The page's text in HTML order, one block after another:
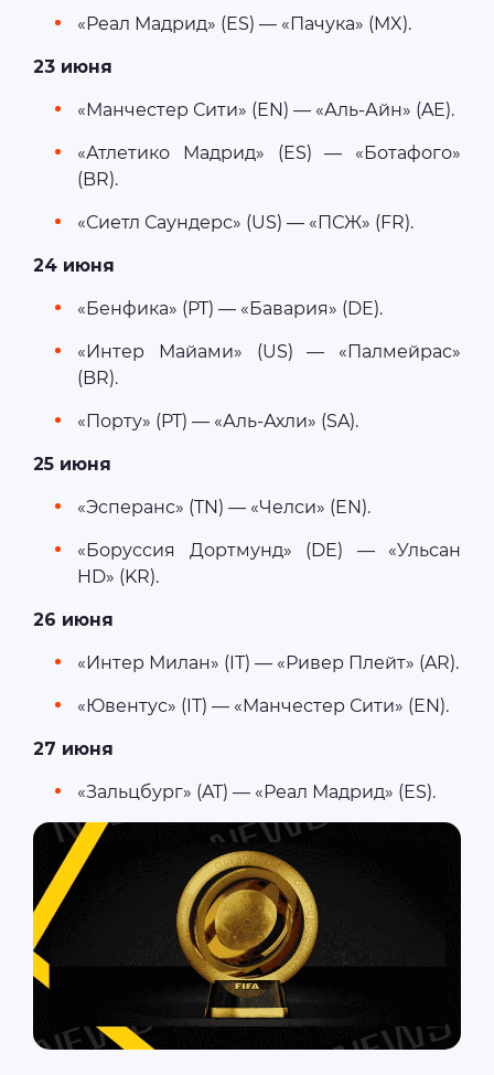
«Реал Мадрид» (ES) — «Пачука» (MX).
23 июня
«Манчестер Сити» (EN) — «Аль-Айн» (AE).
«Атлетико Мадрид» (ES) — «Ботафого»
(BR).
«Сиетл Саундерс» (US) — «ПСЖ» (FR).
24 июня
«Бенфика» (PT) — «Бавария» (DE).
«Интер Майами» (US) — «Палмейрас»
(BR).
«Порту» (PT) — «Аль-Ахли» (SA).
25 июня
«Эсперанс» (TN) — «Челси» (EN).
«Боруссия Дортмунд» (DE) — «Ульсан
HD» (KR).
26 июня
«Интер Милан» (IT) — «Ривер Плейт» (AR).
«Ювентус» (IT) — «Манчестер Сити» (EN).
27 июня
«Зальцбург» (AT) — «Реал Мадрид» (ES).